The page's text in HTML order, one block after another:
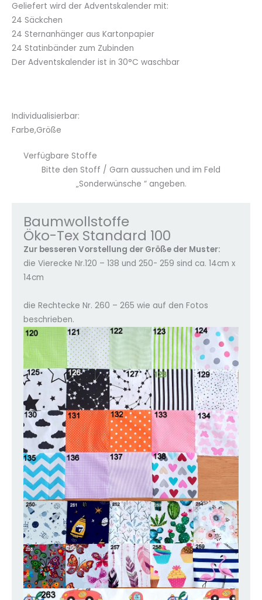
Geliefert wird der Adventskalender mit:
24 Säckchen
24 Sternanhänger aus Kartonpapier
24 Statinbänder zum Zubinden
Der Adventskalender ist in 30°C waschbar
Individualisierbar:
Farbe,Größe
Verfügbare Stoffe
Bitte den Stoff / Garn aussuchen und im Feld
„Sonderwünsche “ angeben.
Baumwollstoffe
Öko-Tex Standard 100
Zur besseren Vorstellung der Größe der Muster:
die Vierecke Nr.120 – 138 und 250- 259 sind ca. 14cm x
14cm
die Rechtecke Nr. 260 – 265 wie auf den Fotos
beschrieben.